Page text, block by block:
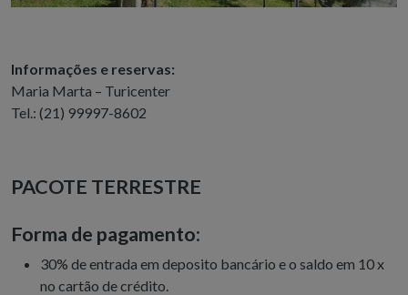
Informações e reservas:
Maria Marta – Turicenter
Tel.: (21) 99997-8602
PACOTE TERRESTRE
Forma de pagamento:
30% de entrada em deposito bancário e o saldo em 10 x
no cartão de crédito.